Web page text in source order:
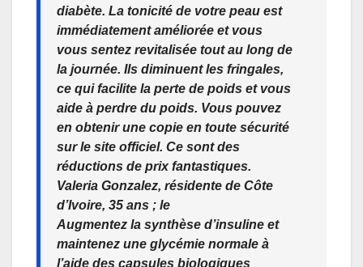
diabète. La tonicité de votre peau est
immédiatement améliorée et vous
vous sentez revitalisée tout au long de
la journée. Ils diminuent les fringales,
ce qui facilite la perte de poids et vous
aide à perdre du poids. Vous pouvez
en obtenir une copie en toute sécurité
sur le site officiel. Ce sont des
réductions de prix fantastiques.
Valeria Gonzalez, résidente de Côte
d’Ivoire, 35 ans ; le
Augmentez la synthèse d’insuline et
maintenez une glycémie normale à
l’aide des capsules biologiques